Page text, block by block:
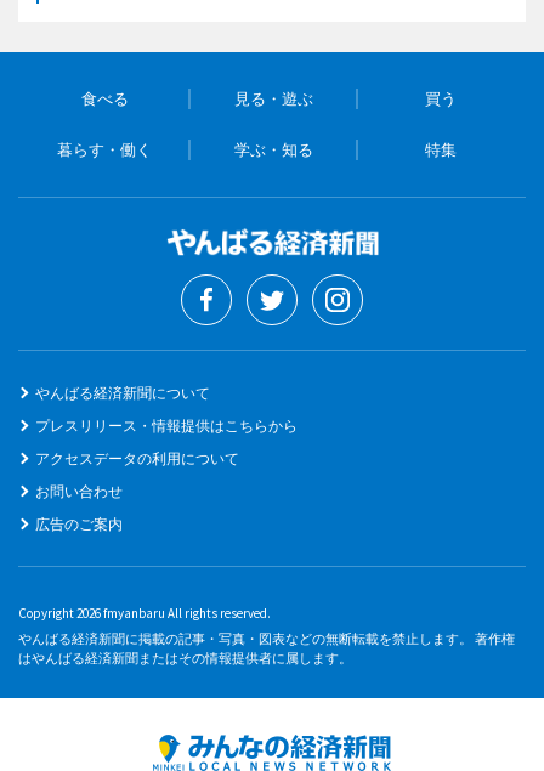
食べる 見る・遊ぶ 買う
暮らす・働く 学ぶ・知る 特集
やんばる経済新聞について
プレスリリース・情報提供はこちらから
アクセスデータの利用について
お問い合わせ
広告のご案内
Copyright 2026 fmyanbaru All rights reserved.
やんばる経済新聞に掲載の記事・写真・図表などの無断転載を禁止します。 著作権
はやんばる経済新聞またはその情報提供者に属します。